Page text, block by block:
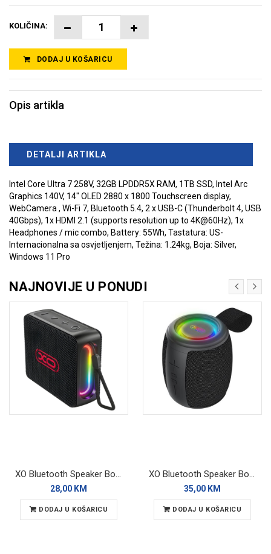
KOLIČINA:
DODAJ U KOŠARICU
Opis artikla
DETALJI ARTIKLA
Intel Core Ultra 7 258V, 32GB LPDDR5X RAM, 1TB SSD, Intel Arc
Graphics 140V, 14" OLED 2880 x 1800 Touchscreen display,
WebCamera , Wi-Fi 7, Bluetooth 5.4, 2 x USB-C (Thunderbolt 4, USB
40Gbps), 1x HDMI 2.1 (supports resolution up to 4K@60Hz), 1x
Headphones / mic combo, Battery: 55Wh, Tastatura: US-
Internacionalna sa osvjetljenjem, Težina: 1.24kg, Boja: Silver,
Windows 11 Pro
NAJNOVIJE U PONUDI
XO Bluetooth Speaker BoomBox F85 Black RGB
28,00 KM
DODAJ U KOŠARICU
XO Bluetooth Speaker BoomBox F82 Black RGB
35,00 KM
DODAJ U KOŠARICU